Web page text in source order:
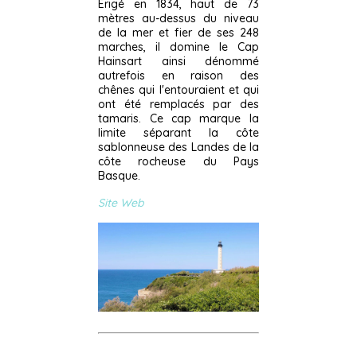
Erigé en 1834, haut de 73
mètres au-dessus du niveau
de la mer et fier de ses 248
marches, il domine le Cap
Hainsart ainsi dénommé
autrefois en raison des
chênes qui l'entouraient et qui
ont été remplacés par des
tamaris. Ce cap marque la
limite séparant la côte
sablonneuse des Landes de la
côte rocheuse du Pays
Basque.
Site Web